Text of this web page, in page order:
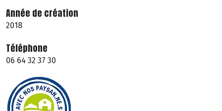
Année de création
2018
Téléphone
06 64 32 37 30